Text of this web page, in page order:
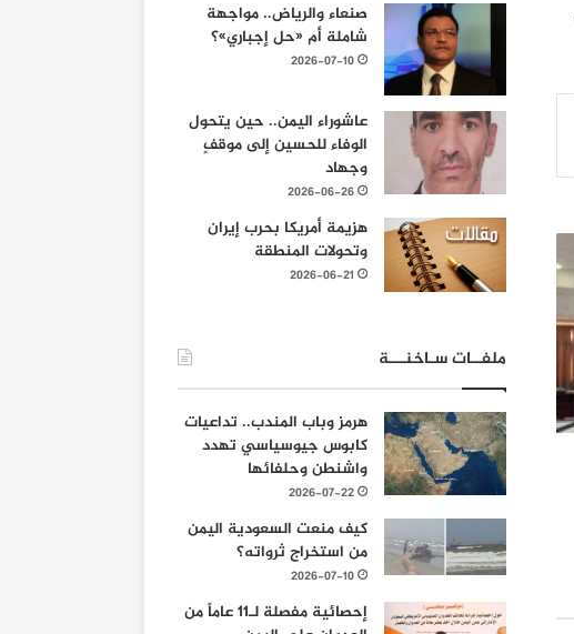
صنعاء والرياض.. مواجهة
شاملة أم «حل إجباري»؟
2026-07-10
عاشوراء اليمن.. حين يتحول
الوفاء للحسين إلى موقفٍ
وجهاد
2026-06-26
هزيمة أمريكا بحرب إيران
وتحولات المنطقة
2026-06-21
ملفــات سـاخنـــة
هرمز وباب المندب.. تداعيات
كابوس جيوسياسي تهدد
واشنطن وحلفائها
2026-07-22
كيف منعت السعودية اليمن
من استخراج ثرواته؟
2026-07-10
إحصائية مفصلة لـ11 عاماً من